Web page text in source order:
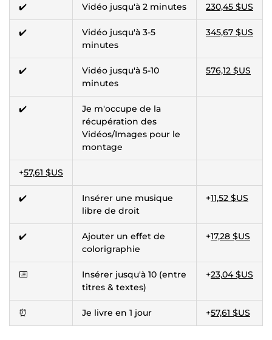
✔️ Vidéo jusqu'à 2 minutes 230,45 $US
✔️
Vidéo jusqu'à 3-5
minutes
345,67 $US
✔️
Vidéo jusqu'à 5-10
minutes
576,12 $US
✔️
Je m'occupe de la
récupération des
Vidéos/Images pour le
montage
+57,61 $US
✔️
Insérer une musique
libre de droit
+11,52 $US
✔️
Ajouter un effet de
colorigraphie
+17,28 $US
⌨️
Insérer jusqu'à 10 (entre
titres & textes)
+23,04 $US
⏰ Je livre en 1 jour +57,61 $US